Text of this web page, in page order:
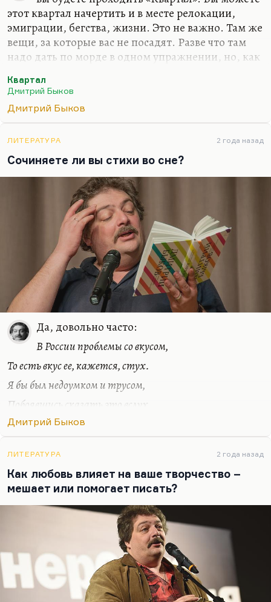
этот квартал начертить и в месте релокации,
эмиграции, бегства, жизни. Это не важно. Там же
вещи, за которые вас не посадят. Разве что там
надо дать по морде в одном упражнении, но, как
ведь проходится с единственной целью –
вырваться из привычных связей.
какому принципу построены все эти упражнения.
Надо вырвать себя из паутины ложных связей, из
цепочек ложных долгов, из обязательств, из
квазиважных дел. «Квартал» превращает вашу
жизнь на время в тотальный разрыв. Причем
«Квартал» можно проходить с женой, с…
Квартал
Дмитрий Быков
Дмитрий Быков
ЛИТЕРАТУРА 2 года назад
Сочиняете ли вы стихи во сне?
Да, довольно часто:
В России проблемы со вкусом,
То есть вкус ее, кажется, стух.
Я бы был недоумком и трусом,
Побоявшись сказать это вслух.
Вот проснулся и записал. Я сделал из этого
полубредовые, но, может быть, гениальные
озарения:
Мы делаем чаши, но чаши не цель;
Учил же нас Кроули, тот, что Алистер,
Что вся наша жизнь – бесконечная щель,
В которую чаша должна провалиться.
Откуда это? Но рифма очень хорошая, забавно.
Вообще, стихи, как учил нас Лосев, лучше всего
сочиняются в первый…
Дмитрий Быков
ЛИТЕРАТУРА 2 года назад
Как любовь влияет на ваше творчество –
мешает или помогает писать?